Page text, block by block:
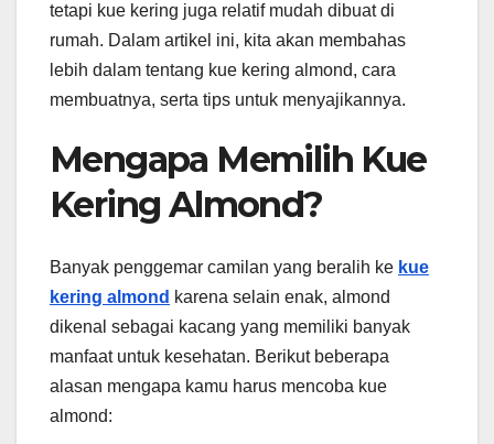
tetapi kue kering juga relatif mudah dibuat di
rumah. Dalam artikel ini, kita akan membahas
lebih dalam tentang kue kering almond, cara
membuatnya, serta tips untuk menyajikannya.
Mengapa Memilih Kue
Kering Almond?
Banyak penggemar camilan yang beralih ke kue
kering almond karena selain enak, almond
dikenal sebagai kacang yang memiliki banyak
manfaat untuk kesehatan. Berikut beberapa
alasan mengapa kamu harus mencoba kue
almond: